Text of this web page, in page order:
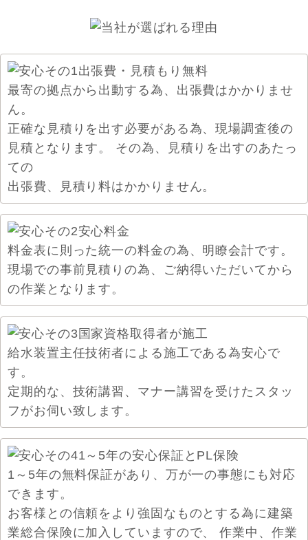
最寄の拠点から出動する為、出張費はかかりませ
ん。
正確な見積りを出す必要がある為、現場調査後の
見積となります。 その為、見積りを出すのあたっ
ての
出張費、見積り料はかかりません。
料金表に則った統一の料金の為、明瞭会計です。
現場での事前見積りの為、ご納得いただいてから
の作業となります。
給水装置主任技術者による施工である為安心で
す。
定期的な、技術講習、マナー講習を受けたスタッ
フがお伺い致します。
1～5年の無料保証があり、万が一の事態にも対応
できます。
お客様との信頼をより強固なものとする為に建築
業総合保険に加入していますので、 作業中、作業